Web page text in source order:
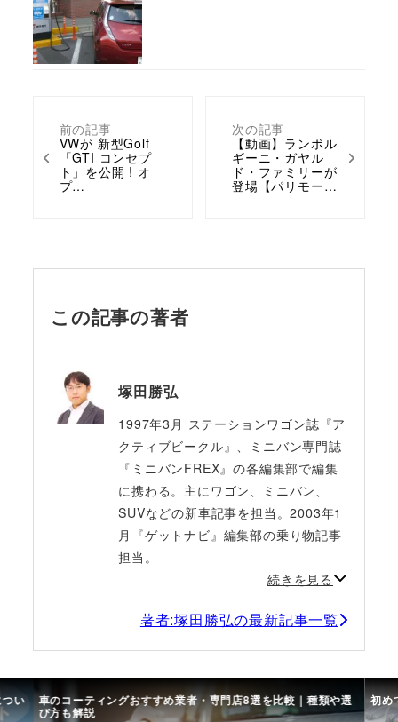
前の記事
VWが 新型Golf
「GTI コンセプ
ト」を公開 ! オ
プ…
次の記事
【動画】ランボル
ギーニ・ガヤル
ド・ファミリーが
登場【パリモー…
この記事の著者
塚田勝弘
1997年3月 ステーションワゴン誌『ア
クティブビークル』、ミニバン専門誌
『ミニバンFREX』の各編集部で編集
に携わる。主にワゴン、ミニバン、
SUVなどの新車記事を担当。2003年1
月『ゲットナビ』編集部の乗り物記事
担当。
続きを見る
著者:塚田勝弘の最新記事一覧
い 車のコーティングおすすめ業者・専門店8選を比較｜種類や選
び方も解説
初め